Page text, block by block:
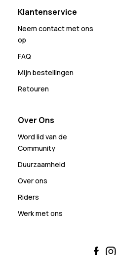
Klantenservice
Neem contact met ons
op
FAQ
Mijn bestellingen
Retouren
Over Ons
Word lid van de
Community
Duurzaamheid
Over ons
Riders
Werk met ons